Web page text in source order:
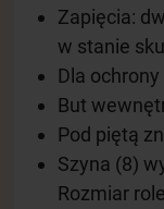
Zapięcia:
w stanie
Dla
But
Pod piętą
Szyna (8)
Rozmiar